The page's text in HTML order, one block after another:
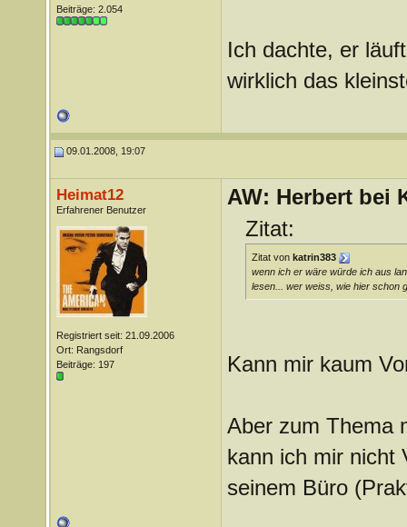
Beiträge: 2.054
Ich dachte, er
wirklich das
09.01.2008, 19:07
Heimat12
Erfahrener Benutzer
Registriert seit: 21.09.2006
Ort: Rangsdorf
Beiträge: 197
AW: Herbert bei
Zitat:
Zitat von katrin383
wenn ich er wäre würde ich aus
lesen... wer weiss, wie hier schon
Kann mir kaum
Aber zum Thema
kann ich mir nicht
seinem Büro